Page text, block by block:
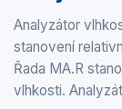
Analyzátor
stanovení
Řada MA.R
vlhkosti.